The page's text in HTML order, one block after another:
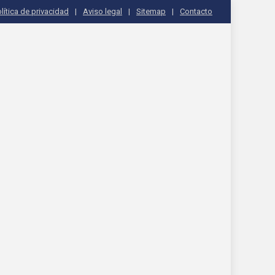
de privacidad Aviso legal Sitemap Contacto